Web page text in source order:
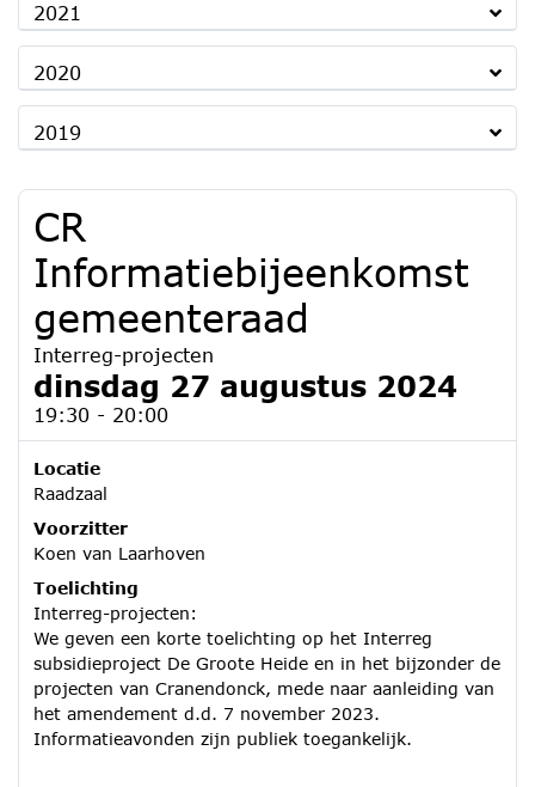
2021
2020
2019
CR
Informatiebijeenkomst
gemeenteraad
Interreg-projecten
dinsdag 27 augustus 2024
19:30 - 20:00
Locatie
Raadzaal
Voorzitter
Koen van Laarhoven
Toelichting
Interreg-projecten:
We geven een korte toelichting op het Interreg
subsidieproject De Groote Heide en in het bijzonder de
projecten van Cranendonck, mede naar aanleiding van
het amendement d.d. 7 november 2023.
Informatieavonden zijn publiek toegankelijk.